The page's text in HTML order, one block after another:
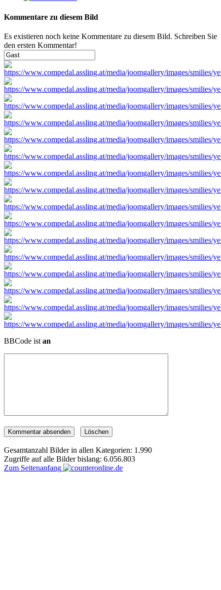
Kommentare zu diesem Bild
Es existieren noch keine Kommentare zu diesem Bild. Schreiben Sie
den ersten Kommentar!
BBCode ist an
Gesamtanzahl Bilder in allen Kategorien: 1.990
Zugriffe auf alle Bilder bislang: 6.056.803
Zum Seitenanfang